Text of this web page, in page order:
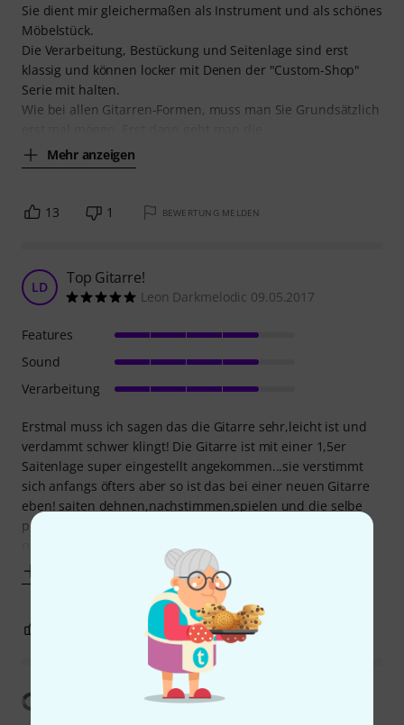
Sie dient mir gleichermaßen als Instrument und als schönes
Möbelstück.
Die Verarbeitung, Bestückung und Seitenlage sind erst
klassig und können locker mit Denen der "Custom-Shop"
Serie mit halten.
Wie bei allen Gitarren-Formen, muss man Sie Grundsätzlich
Mehr anzeigen
13 1 BEWERTUNG MELDEN
LD Top Gitarre!
Leon Darkmelodic 09.05.2017
Erstmal muss ich sagen das die Gitarre sehr,leicht ist und
verdammt schwer klingt! Die Gitarre ist mit einer 1,5er
Saitenlage super eingestellt angekommen...sie verstimmt
sich anfangs öfters aber so ist das bei einer neuen Gitarre
eben! saiten dehnen,nachstimmen,spielen und die selbe
prozedur solange,bis sich die gitarre ??wohlfühlt?? und
nicht mehr mit jedem bending
Features
Sound
Verarbeitung
BEWERTUNG MELDEN
Übersetzung anzeigen